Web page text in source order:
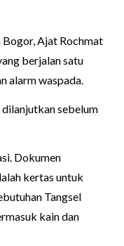
Bogor, Ajat Rochmat
berjalan satu
alarm waspada.
dilanjutkan sebelum
Dokumen
kertas untuk
Tangsel
kain dan